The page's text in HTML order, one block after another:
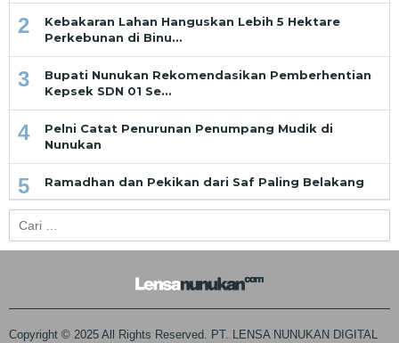
2
Kebakaran Lahan Hanguskan Lebih 5 Hektare
Perkebunan di Binu…
3
Bupati Nunukan Rekomendasikan Pemberhentian
Kepsek SDN 01 Se…
4
Pelni Catat Penurunan Penumpang Mudik di
Nunukan
5 Ramadhan dan Pekikan dari Saf Paling Belakang
untuk:
Copyright © 2025 All Rights Reserved. PT. LENSA NUNUKAN DIGITAL